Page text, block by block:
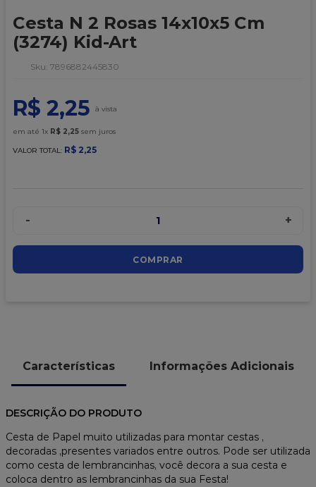
Cesta N 2 Rosas 14x10x5 Cm
(3274) Kid-Art
: 7896882445830
R$ 2,25
em até 1x R$ 2,25 sem juros
VALOR TOTAL: R$ 2,25
- 1 +
COMPRAR
Características Informações Adicionais
DESCRIÇÃO DO PRODUTO
Cesta de Papel muito utilizadas para montar cestas ,
decoradas ,presentes variados entre outros. Pode ser utilizada
como cesta de lembrancinhas, você decora a sua cesta e
coloca dentro as lembrancinhas da sua Festa!
6º
granulado
9º
caixa kraft
10º chocolate